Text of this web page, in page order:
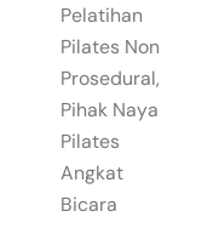
Pelatihan
Pilates Non
Prosedural,
Pihak Naya
Pilates
Angkat
Bicara